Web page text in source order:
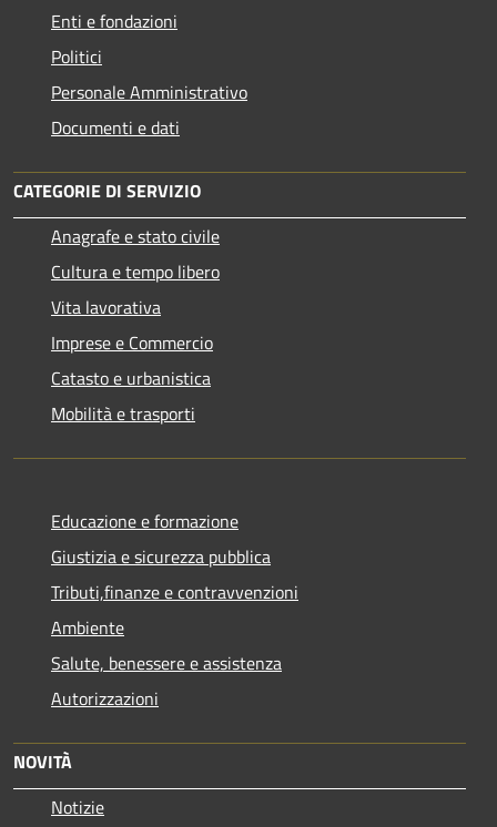
Enti e fondazioni
Politici
Personale Amministrativo
Documenti e dati
CATEGORIE DI SERVIZIO
Anagrafe e stato civile
Cultura e tempo libero
Vita lavorativa
Imprese e Commercio
Catasto e urbanistica
Mobilità e trasporti
Educazione e formazione
Giustizia e sicurezza pubblica
Tributi,finanze e contravvenzioni
Ambiente
Salute, benessere e assistenza
Autorizzazioni
NOVITÀ
Notizie